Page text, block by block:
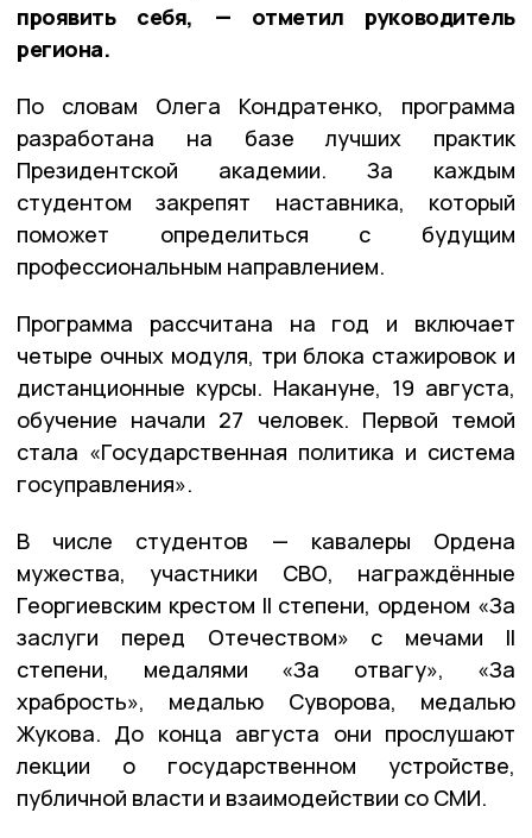
проявить себя, — отметил руководитель
региона.
По словам Олега Кондратенко, программа
разработана на базе лучших практик
Президентской академии. За каждым
студентом закрепят наставника, который
поможет определиться с будущим
профессиональным направлением.
Программа рассчитана на год и включает
четыре очных модуля, три блока стажировок и
дистанционные курсы. Накануне, 19 августа,
обучение начали 27 человек. Первой темой
стала «Государственная политика и система
госуправления».
В числе студентов — кавалеры Ордена
мужества, участники СВО, награждённые
Георгиевским крестом II степени, орденом «За
заслуги перед Отечеством» с мечами II
степени, медалями «За отвагу», «За
храбрость», медалью Суворова, медалью
Жукова. До конца августа они прослушают
лекции о государственном устройстве,
публичной власти и взаимодействии со СМИ.